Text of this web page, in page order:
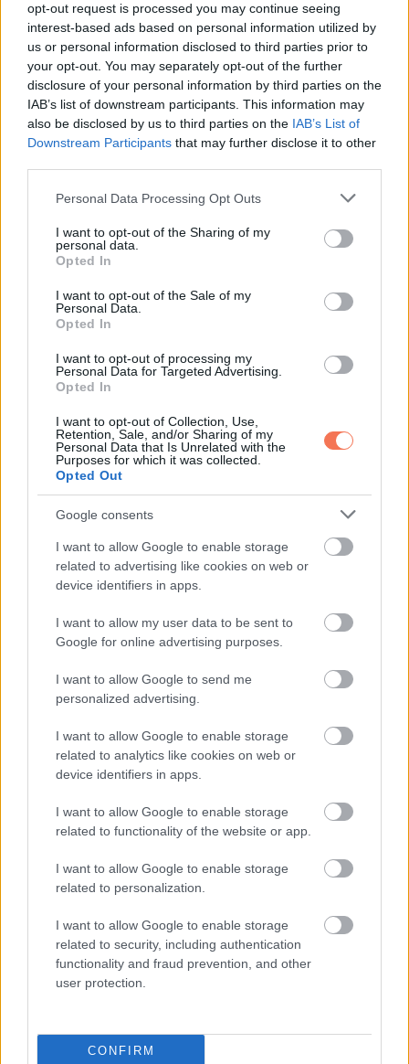
opt-out request is processed you may continue seeing
interest-based ads based on personal information utilized by
us or personal information disclosed to third parties prior to
your opt-out. You may separately opt-out of the further
disclosure of your personal information by third parties on the
IAB’s list of downstream participants. This information may
also be disclosed by us to third parties on the IAB’s List of
Downstream Participants that may further disclose it to other
Please note that this website/app uses one or more Google
not limited to your visit or usage behaviour. You may click to
grant or deny consent to Google and its third-party tags to
use your data for below specified purposes in below Google
consent section.
Personal Data Processing Opt Outs
I want to opt-out of the Sharing of my
personal data.
Opted In
I want to opt-out of the Sale of my
Personal Data.
Opted In
I want to opt-out of processing my
Personal Data for Targeted Advertising.
Opted In
I want to opt-out of Collection, Use,
Retention, Sale, and/or Sharing of my
Personal Data that Is Unrelated with the
Purposes for which it was collected.
Opted Out
Google consents
I want to allow Google to enable storage
related to advertising like cookies on web or
device identifiers in apps.
I want to allow my user data to be sent to
Google for online advertising purposes.
I want to allow Google to send me
personalized advertising.
I want to allow Google to enable storage
related to analytics like cookies on web or
device identifiers in apps.
I want to allow Google to enable storage
related to functionality of the website or app.
I want to allow Google to enable storage
related to personalization.
I want to allow Google to enable storage
related to security, including authentication
functionality and fraud prevention, and other
user protection.
CONFIRM
nevezhetjük sakk-mattnak.
10. Az 5 éves kisfiammal utaztunk a metrón, és
észrevettem, hogy elég feltűnően bámulja a mellette ülő
csinos, fiatal nőt. Majd aztán hirtelen a kisfiam
megkocogtatta a vállát, és így szólt hozzá:
akkor megmutatom neked.
11. Nehéz napom volt a melóban, és amikor a hazaértem a
kislányom így fogadott:
– Az a legfontosabb munkád, hogy az apukám vagy, és
ebben te vagy legjobb. Ha majd anyu elhagy téged egy
másik apuért, én azt fogom mondani neki, hogy a régi
apukám a kedvencem.
12. Még az is lehet, hogy aput is látni fogja repülni…